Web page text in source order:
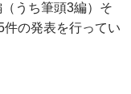
うち筆頭3編）そ
の発表を行ってい